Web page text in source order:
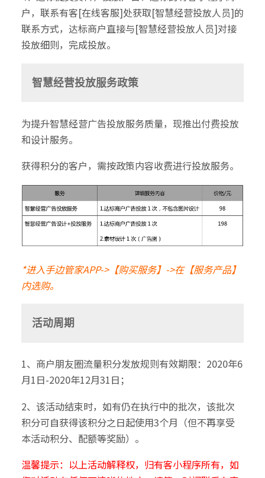
户，联系有客[在线客服]处获取[智慧经营投放人员]的
联系方式，达标商户直接与[智慧经营投放人员]对接
投放细则，完成投放。
智慧经营投放服务政策
为提升智慧经营广告投放服务质量，现推出付费投放
和设计服务。
获得积分的客户，需按政策内容收费进行投放服务。
*进入手边管家APP->【购买服务】->在【服务产品】
内选购。
活动周期
1、商户朋友圈流量积分发放规则有效期限：2020年6
月1日-2020年12月31日；
2、该活动结束时，如有仍在执行中的批次，该批次
积分可自获得该积分之日起使用3个月（但不再享受
本活动积分、配额等奖励）。
温馨提示：以上活动解释权，归有客小程序所有，如